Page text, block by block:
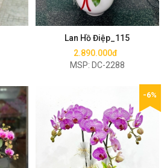
Lan Hồ Điệp_115
2.890.000đ
MSP: DC-2288
Mua ngay
-6%